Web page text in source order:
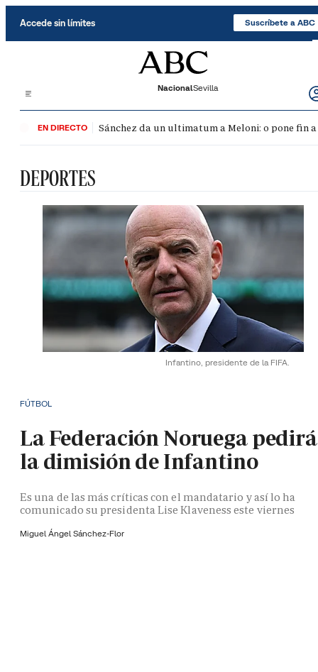
Accede sin límites Suscríbete a ABC
NacionalSevilla
EN DIRECTO Sánchez da un ultimatum a Meloni: o pone fin
DEPORTES
Infantino, presidente de la FIFA.
FÚTBOL
La Federación Noruega pedirá
la dimisión de Infantino
Es una de las más críticas con el mandatario y así lo ha
comunicado su presidenta Lise Klaveness este viernes
Miguel Ángel Sánchez-Flor